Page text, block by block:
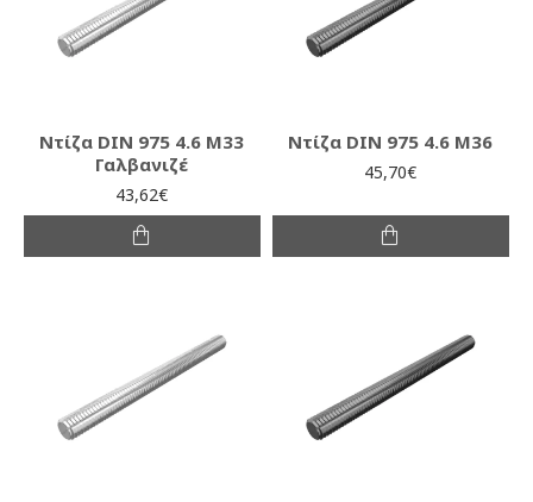
Ντίζα DIN 975 4.6 M33
Γαλβανιζέ
43,62€
Ντίζα DIN 975 4.6 M36
45,70€